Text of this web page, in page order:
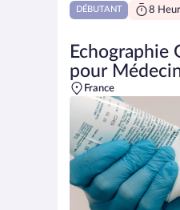
DÉBUTANT 8
Echographie
pour
France